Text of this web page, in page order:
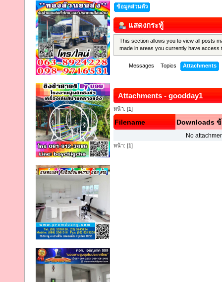
ข้อมูลส่วนตัว
แสดงกระทู้
This section allows you to view all posts
made in areas you currently have access
Messages Topics Attachments
Attachments - goodday1
หน้า: [1]
Filename Downloads
No
หน้า: [1]